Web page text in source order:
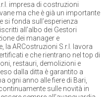
impresa di costruzioni
ma che è già un importante
si fonda sull’esperienza
all’albo dei Gestori
dei manager e
la ARCostruzioni S.r.l. lavora
e che rientrano nel top di
restauri, demolizioni e
dalla ditta è garantito a
ogni anno alle fiere di Bari,
sulle novità in